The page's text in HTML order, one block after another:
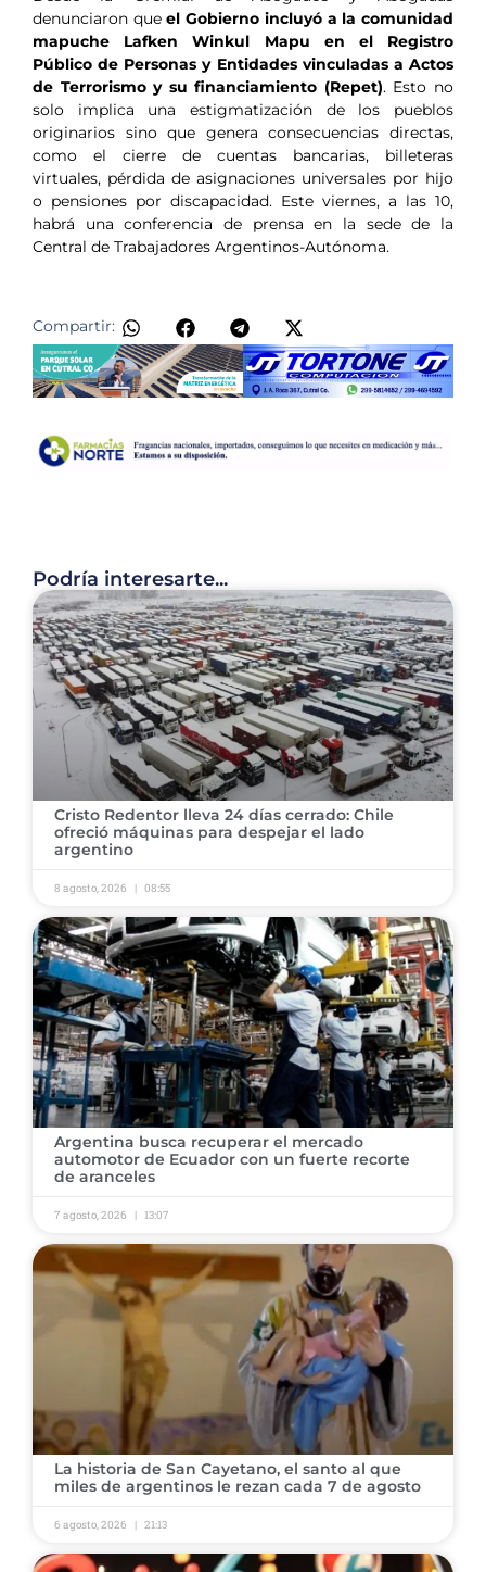
denunciaron queel Gobierno incluyó a la comunidad
mapuche Lafken Winkul Mapu en el Registro
Público de Personas y Entidades vinculadas a Actos
de Terrorismo y su financiamiento (Repet). Esto no
solo implica una estigmatización de los pueblos
originarios sino que genera consecuencias directas,
como el cierre de cuentas bancarias, billeteras
virtuales, pérdida de asignaciones universales por hijo
o pensiones por discapacidad. Este viernes, a las 10,
habrá una conferencia de prensa en la sede de la
Central de Trabajadores Argentinos-Autónoma.
Compartir:
Podría interesarte...
Cristo Redentor lleva 24 días cerrado: Chile
ofreció máquinas para despejar el lado
argentino
8 agosto, 2026 08:55
Argentina busca recuperar el mercado
automotor de Ecuador con un fuerte recorte
de aranceles
7 agosto, 2026 13:07
La historia de San Cayetano, el santo al que
miles de argentinos le rezan cada 7 de agosto
6 agosto, 2026 21:13